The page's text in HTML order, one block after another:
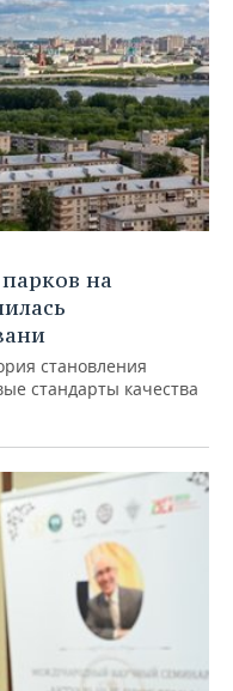
на
становления
стандарты качества